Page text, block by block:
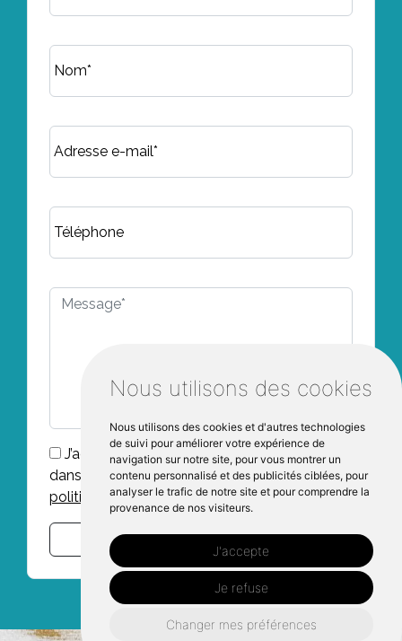
Nous utilisons des cookies
Nous utilisons des cookies et d'autres technologies
de suivi pour améliorer votre expérience de
navigation sur notre site, pour vous montrer un
contenu personnalisé et des publicités ciblées, pour
analyser le trafic de notre site et pour comprendre la
provenance de nos visiteurs.
J'accepte
Je refuse
Changer mes préférences
Nom*
Adresse e-mail*
Téléphone
J’accepte que mes données soient utilisées
dans le cadre de ma demande, voir la
politique de confidentialité.*
Envoyer